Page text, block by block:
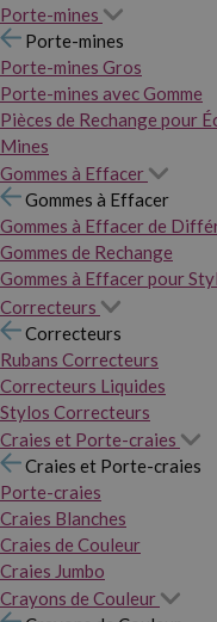
Porte-mines
Porte-mines
Porte-mines Gros
Porte-mines avec Gomme
Pièces de Rechange pour
Mines
Gommes à Effacer
Gommes à Effacer
Gommes à Effacer de
Gommes de Rechange
Gommes à Effacer pour
Correcteurs
Correcteurs
Rubans Correcteurs
Correcteurs Liquides
Stylos Correcteurs
Craies et Porte-craies
Craies et Porte-craies
Porte-craies
Craies Blanches
Craies de Couleur
Craies Jumbo
Crayons de Couleur